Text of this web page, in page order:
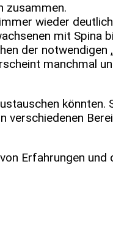
zusammen.
wieder
mit Spina
der notwendigen
manchmal
verschiedenen
Erfahrungen